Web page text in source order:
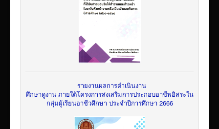
รายงานผลการดำเนินงาน
ศึกษาดูงาน ภายใต้โครงการส่งเสริมการประกอบอาชีพอิสระใน
กลุ่มผู้เรียนอาชีวศึกษา ประจำปีการศึกษา 2666